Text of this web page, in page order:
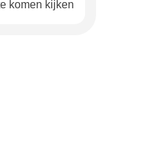
komen kijken